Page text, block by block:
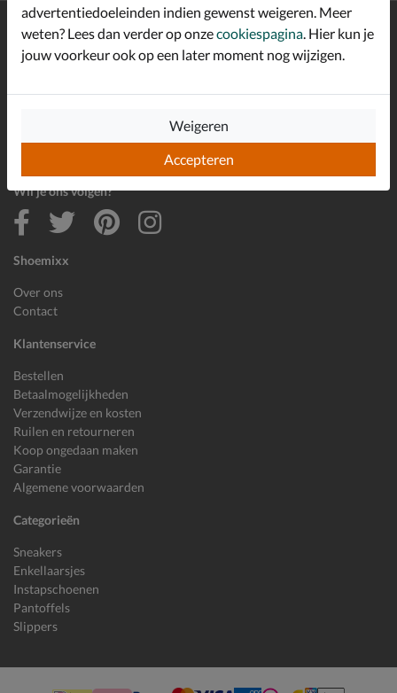
Shoemixx
Over ons
Contact
Klantenservice
Bestellen
Betaalmogelijkheden
Verzendwijze en kosten
Ruilen en retourneren
Koop ongedaan maken
Garantie
Algemene voorwaarden
Categorieën
Sneakers
Enkellaarsjes
Instapschoenen
Pantoffels
Slippers
Altijd op de hoogte zijn?
Schrijf je in voor de Shoemixx nieuwsbrief en ontvang €10,-
welkomstkorting! *
Inschrijven
Wil je ons volgen?
advertentiedoeleinden indien gewenst weigeren. Meer
weten? Lees dan verder op onzecookiespagina. Hier kun je
jouw voorkeur ook op een later moment nog wijzigen.
Accepteren
Weigeren